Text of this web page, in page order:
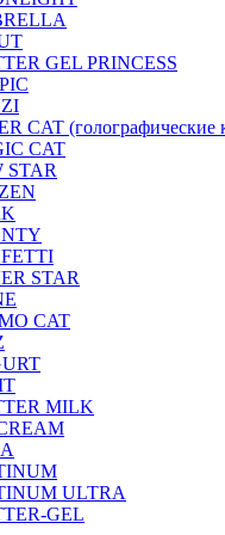
GEL PRINCESS
(голографические
CAT
STAR
CAT
MILK
ULTRA
GEL